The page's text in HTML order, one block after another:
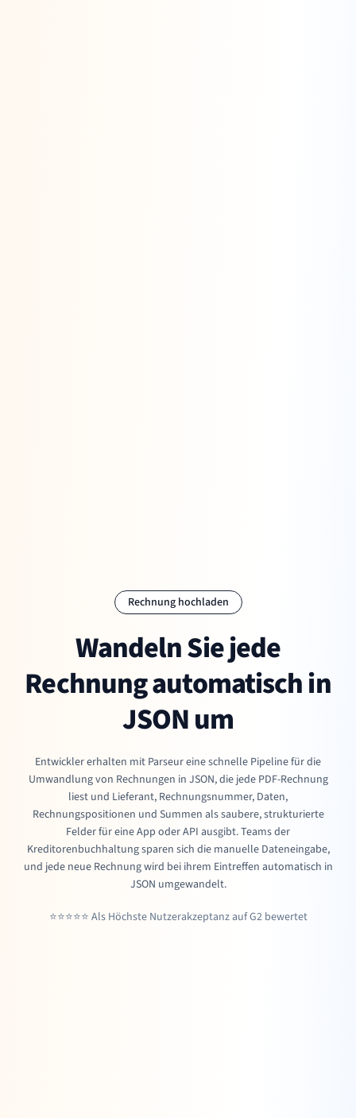
Rechnung hochladen
Wandeln Sie jede
Rechnung automatisch in
JSON um
Entwickler erhalten mit Parseur eine schnelle Pipeline für die
Umwandlung von Rechnungen in JSON, die jede PDF-Rechnung
liest und Lieferant, Rechnungsnummer, Daten,
Rechnungspositionen und Summen als saubere, strukturierte
Felder für eine App oder API ausgibt. Teams der
Kreditorenbuchhaltung sparen sich die manuelle Dateneingabe,
und jede neue Rechnung wird bei ihrem Eintreffen automatisch in
JSON umgewandelt.
⭐⭐⭐⭐⭐ Als Höchste Nutzerakzeptanz auf G2 bewertet